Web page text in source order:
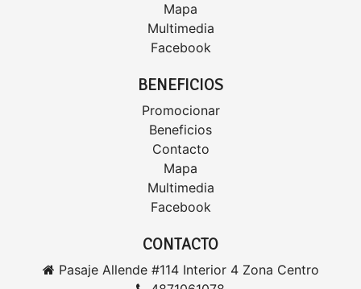
Mapa
Multimedia
Facebook
BENEFICIOS
Promocionar
Beneficios
Contacto
Mapa
Multimedia
Facebook
CONTACTO
Pasaje Allende #114 Interior 4 Zona Centro